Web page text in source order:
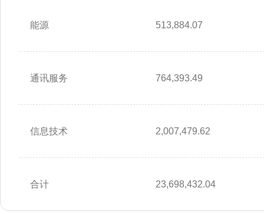
能源 513,884.07
通讯服务 764,393.49
信息技术 2,007,479.62
合计 23,698,432.04